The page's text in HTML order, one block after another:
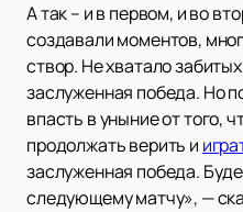
А так – и в первом, и во
создавали моментов,
створ. Не хватало
заслуженная победа. Но
впасть в уныние от того,
продолжать верить и
заслуженная победа.
следующему матчу», —